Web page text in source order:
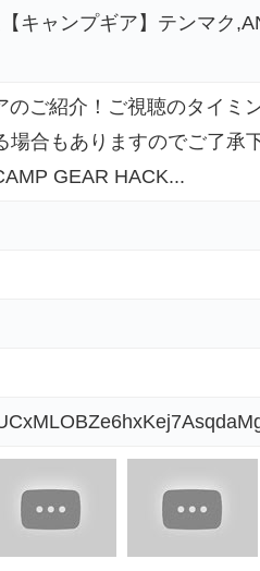
キャンプギア】テンマク
ご紹介！ご視聴のタイミ
場合もありますのでご了承
GEAR HACK...